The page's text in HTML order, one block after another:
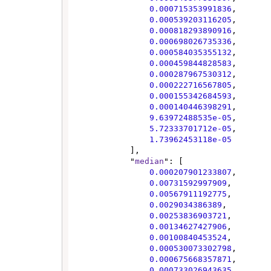
0.000715353991836 ,
0.000539203116205 ,
0.000818293890916 ,
0.000698026735336 ,
0.000584035355132 ,
0.000459844828583 ,
0.000287967530312 ,
0.000222716567805 ,
0.000155342684593 ,
0.000140446398291 ,
9.63972488535e-05 ,
5.72333701712e-05 ,
1.73962453118e-05
            "
median ": [
0.000207901233807 ,
0.00731592997909 ,
0.00567911192775 ,
0.0029034386389 ,
0.00253836903721 ,
0.00134627427906 ,
0.00100840453524 ,
0.000530073302798 ,
0.000675668357871 ,